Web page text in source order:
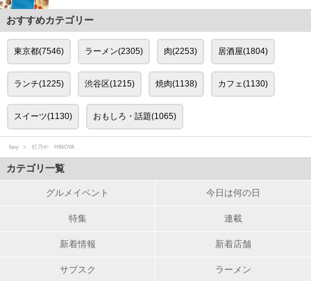
おすすめカテゴリー
東京都(7546) ラーメン(2305) 肉(2253) 居酒屋(1804)
ランチ(1225) 渋谷区(1215) 焼肉(1138) カフェ(1130)
スイーツ(1130) おもしろ・話題(1065)
favy 灯乃や HINOYA
カテゴリ一覧
グルメイベント 今日は何の日
特集 連載
新着情報 新着店舗
サブスク ラーメン